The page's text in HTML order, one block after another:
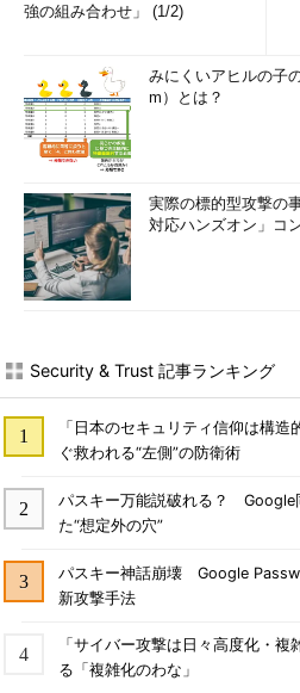
強の組み合わせ」 (1/2)
みにくいアヒルの子
m）とは？
実際の標的型攻撃の
対応ハンズオン」コ
Security & Trust 記事ランキング
「日本のセキュリティ信仰は構
ぐ救われる“左側”の防衛術
パスキー万能説破れる？ Google
た“想定外の穴”
パスキー神話崩壊 Google
新攻撃手法
「サイバー攻撃は日々高度化・
る「複雑化のわな」